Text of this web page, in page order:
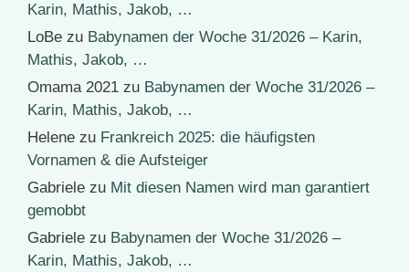
Karin, Mathis, Jakob, …
LoBe zu Babynamen der Woche 31/2026 – Karin,
Mathis, Jakob, …
Omama 2021 zu Babynamen der Woche 31/2026 –
Karin, Mathis, Jakob, …
Helene zu Frankreich 2025: die häufigsten
Vornamen & die Aufsteiger
Gabriele zu Mit diesen Namen wird man garantiert
gemobbt
Gabriele zu Babynamen der Woche 31/2026 –
Karin, Mathis, Jakob, …